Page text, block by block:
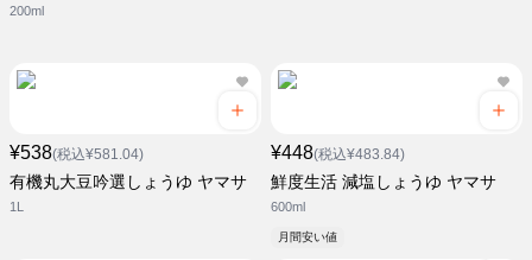
200ml
¥538(税込¥581.04)
有機丸大豆吟選しょうゆ ヤマサ
1L
¥448(税込¥483.84)
鮮度生活 減塩しょうゆ ヤマサ
600ml
月間安い値